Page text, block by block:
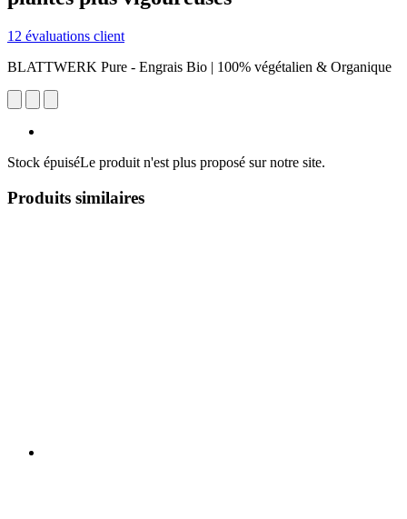
12 évaluations client
BLATTWERK Pure - Engrais Bio | 100% végétalien & Organique
Stock épuiséLe produit n'est plus proposé sur notre site.
Produits similaires